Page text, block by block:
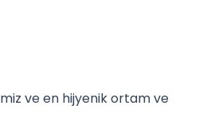
ve en hijyenik ortam ve